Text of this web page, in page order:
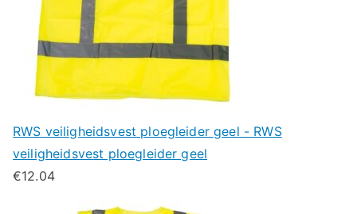
RWS veiligheidsvest ploegleider geel - RWS
veiligheidsvest ploegleider geel
€12.04